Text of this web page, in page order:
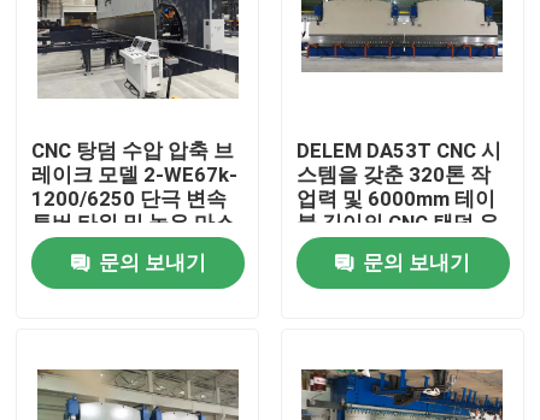
CNC 탕덤 수압 압축 브
레이크 모델 2-WE67k-
1200/6250 단극 변속
튜버 타워 및 높은 마스
트를 만들기 위해
문의 보내기
DELEM DA53T CNC 시
스템을 갖춘 320톤 작
업력 및 6000mm 테이
블 길이의 CNC 탠덤 유
압 프레스 브레이크
문의 보내기